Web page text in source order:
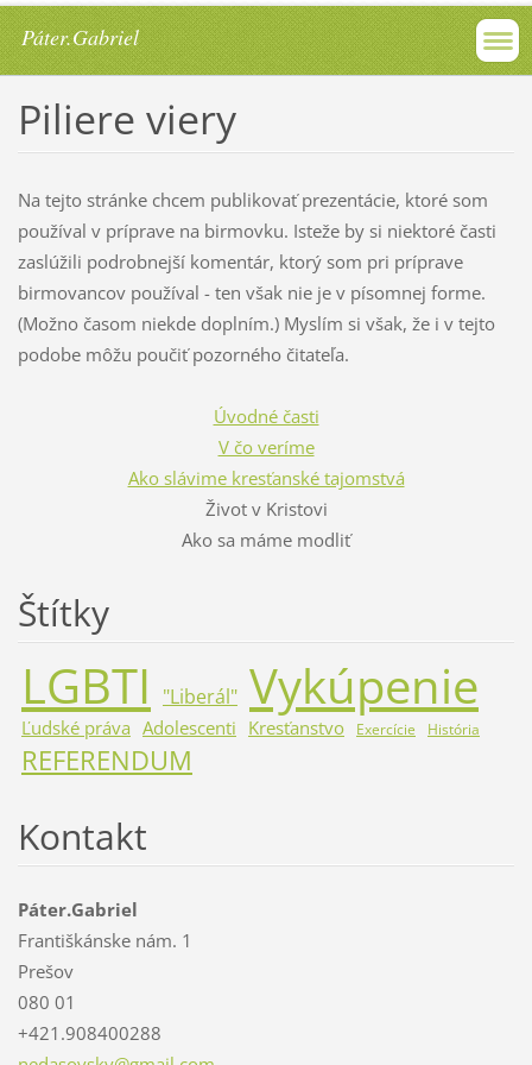
Páter.Gabriel
Piliere viery
Na tejto stránke chcem publikovať prezentácie, ktoré som
používal v príprave na birmovku. Isteže by si niektoré časti
zaslúžili podrobnejší komentár, ktorý som pri príprave
birmovancov používal - ten však nie je v písomnej forme.
(Možno časom niekde doplním.) Myslím si však, že i v tejto
podobe môžu poučiť pozorného čitateľa.
Úvodné časti
V čo veríme
Ako slávime kresťanské tajomstvá
Život v Kristovi
Ako sa máme modliť
Štítky
LGBTI "Liberál" Vykúpenie
Ľudské práva Adolescenti Kresťanstvo Exercície História
REFERENDUM
Kontakt
Páter.Gabriel
Františkánske nám. 1
Prešov
080 01
+421.908400288